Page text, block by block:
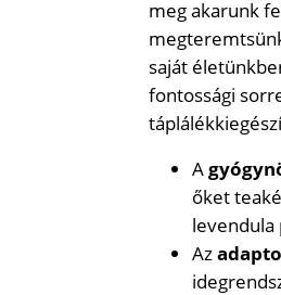
meg akarunk
saját
fontossági
A
őket
levendula
Az